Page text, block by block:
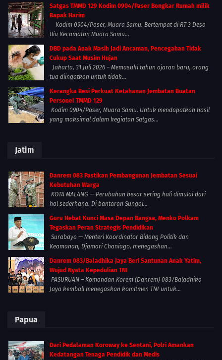
Satgas TMMD 129 Kodim 0904/Paser Bongkar Rumah milik
Bapak Harim
Kodim 0904/Paser, Muara Samu. Bertempat di RT 3 Desa
Biu Kecamatan Muara Samu...
DBD pada Anak Masih Jadi Ancaman, Pencegahan Tidak
Cukup Saat Musim Hujan
Jakarta, 31 Juli 2026 – Memasuki tahun ajaran baru, orang
tua diingatkan untuk tidak...
Kerangka Besi Perkuat Ketahanan Jembatan Buatan
Personel TMMD 129
Kodim 0904/Paser, Muara Samu. Untuk mendapatkan hasil
yang maksimal dalam kegiatan Satgas...
Jatim
Danrem 083 Pastikan Pembangunan Jembatan Sesuai
Kebutuhan Warga
KOTA MALANG — Perubahan besar sering kali dimulai dari
hal sederhana. Di bantaran Sungai...
Guru Hebat Kunci Masa Depan Bangsa, Menko Polkam
Tegaskan Peran Strategis Pendidikan
Surabaya — Menteri Koordinator Bidang Politik dan
Keamanan, Djamari Chaniago, menegaskan...
Danrem 083/Baladhika Jaya Beri Santunan Anak Yatim,
Wujud Nyata Kepedulian TNI
PASURUAN – Komandan Korem (Danrem) 083/Baladhika
Jaya kembali menegaskan komitmen TNI untuk...
Papua
Dari Pedalaman Koroway ke Sentani, Polri Amankan
Kedatangan Tenaga Pendidik dan Medis